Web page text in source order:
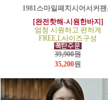
1981스마일패치시어서커팬
[완전핫해-시원한바지]
엄청 시원하고 편하게
FREE,L사이즈구성
39,900원
35,200원